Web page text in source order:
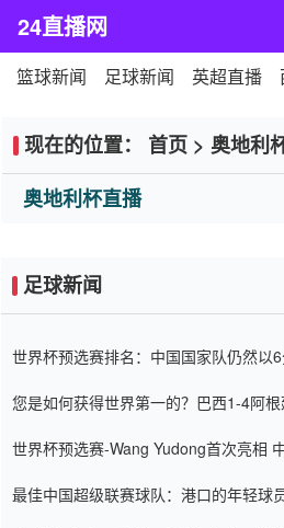
24直播网
篮球新闻 足球新闻 英超直播
现在的位置： 首页 > 奥地利
奥地利杯直播
足球新闻
世界杯预选赛排名：中国国家队仍然以
您是如何获得世界第一的？巴西1-4阿
世界杯预选赛-Wang Yudong首次亮相
最佳中国超级联赛球队：港口的年轻球